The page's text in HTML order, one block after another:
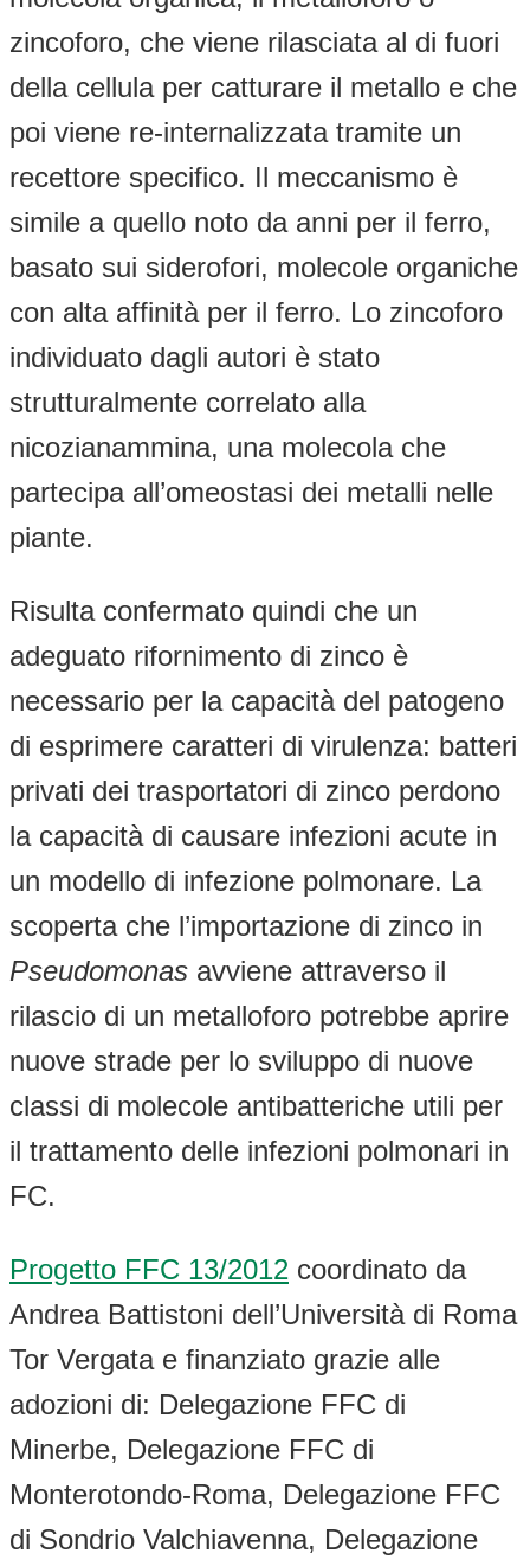
zincoforo, che viene rilasciata al di fuori
della cellula per catturare il metallo e che
poi viene re-internalizzata tramite un
recettore specifico. Il meccanismo è
simile a quello noto da anni per il ferro,
basato sui siderofori, molecole organiche
con alta affinità per il ferro. Lo zincoforo
individuato dagli autori è stato
strutturalmente correlato alla
nicozianammina, una molecola che
partecipa all’omeostasi dei metalli nelle
piante.
Risulta confermato quindi che un
adeguato rifornimento di zinco è
necessario per la capacità del patogeno
di esprimere caratteri di virulenza: batteri
privati dei trasportatori di zinco perdono
la capacità di causare infezioni acute in
un modello di infezione polmonare. La
scoperta che l’importazione di zinco in
Pseudomonas avviene attraverso il
rilascio di un metalloforo potrebbe aprire
nuove strade per lo sviluppo di nuove
classi di molecole antibatteriche utili per
il trattamento delle infezioni polmonari in
FC.
Progetto FFC 13/2012 coordinato da
Andrea Battistoni dell’Università di Roma
Tor Vergata e finanziato grazie alle
adozioni di: Delegazione FFC di
Minerbe, Delegazione FFC di
Monterotondo-Roma, Delegazione FFC
di Sondrio Valchiavenna, Delegazione